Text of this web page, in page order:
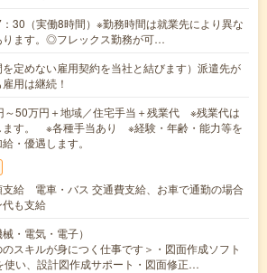
30（実働8時間）※勤務時間は就業先により異な
ります。◎フレックス勤務が可…
定めない雇用契約を当社と結びます）派遣先が
用は継続！
～50万円＋地域／住宅手当＋残業代 ※残業代は
ます。 ※各種手当あり ※経験・年齢・能力等を
・優遇します。
支給 電車・バス 交通費支給、お車で通勤の場合
も支給
・電気・電子）
のスキルが身につく仕事です＞・図面作成ソフト
使い、設計図作成サポート・図面修正…